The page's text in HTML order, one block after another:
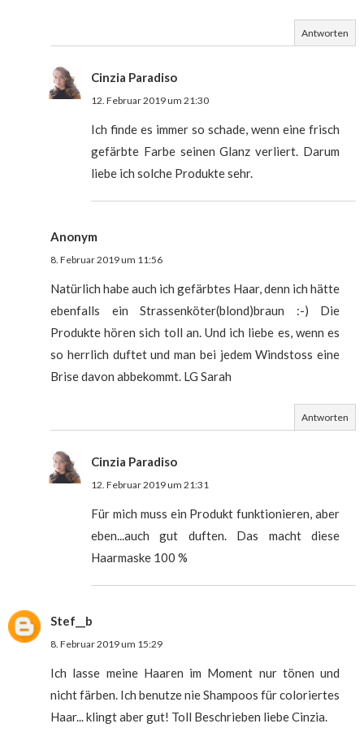
Antworten
Cinzia Paradiso
12. Februar 2019 um 21:30
Ich finde es immer so schade, wenn eine frisch
gefärbte Farbe seinen Glanz verliert. Darum
liebe ich solche Produkte sehr.
Anonym
8. Februar 2019 um 11:56
Natürlich habe auch ich gefärbtes Haar, denn ich hätte
ebenfalls ein Strassenköter(blond)braun :-) Die
Produkte hören sich toll an. Und ich liebe es, wenn es
so herrlich duftet und man bei jedem Windstoss eine
Brise davon abbekommt. LG Sarah
Antworten
Cinzia Paradiso
12. Februar 2019 um 21:31
Für mich muss ein Produkt funktionieren, aber
eben...auch gut duften. Das macht diese
Haarmaske 100 %
Stef__b
8. Februar 2019 um 15:29
Ich lasse meine Haaren im Moment nur tönen und
nicht färben. Ich benutze nie Shampoos für coloriertes
Haar... klingt aber gut! Toll Beschrieben liebe Cinzia.